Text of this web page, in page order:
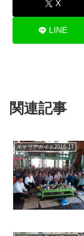
X
LINE
関連記事
キャリアガイド2016-17